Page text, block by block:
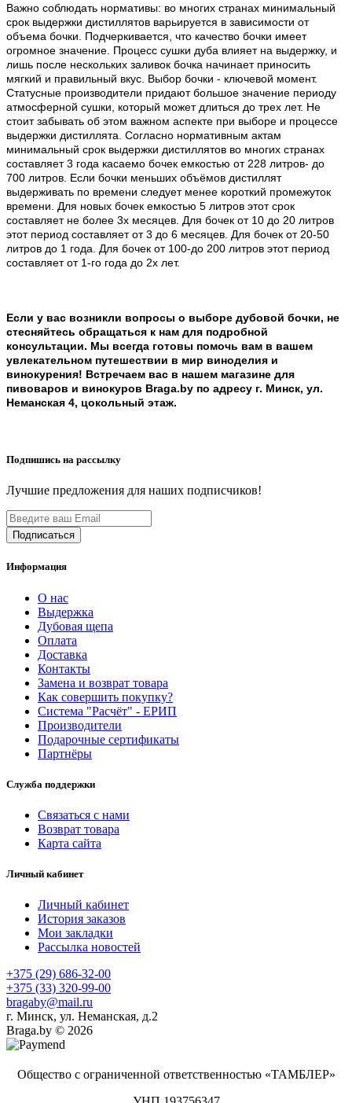
Важно соблюдать нормативы: во многих странах минимальный
срок выдержки дистиллятов варьируется в зависимости от
объема бочки. Подчеркивается, что качество бочки имеет
огромное значение. Процесс сушки дуба влияет на выдержку, и
лишь после нескольких заливок бочка начинает приносить
мягкий и правильный вкус. Выбор бочки - ключевой момент.
Статусные производители придают большое значение периоду
атмосферной сушки, который может длиться до трех лет. Не
стоит забывать об этом важном аспекте при выборе и процессе
выдержки дистиллята. Согласно нормативным актам
минимальный срок выдержки дистиллятов во многих странах
составляет 3 года касаемо бочек емкостью от 228 литров- до
700 литров. Если бочки меньших объёмов дистиллят
выдерживать по времени следует менее короткий промежуток
времени. Для новых бочек емкостью 5 литров этот срок
составляет не более 3х месяцев. Для бочек от 10 до 20 литров
этот период составляет от 3 до 6 месяцев. Для бочек от 20-50
литров до 1 года. Для бочек от 100-до 200 литров этот период
составляет от 1-го года до 2х лет.
Если у вас возникли вопросы о выборе дубовой бочки, не
стесняйтесь обращаться к нам для подробной
консультации. Мы всегда готовы помочь вам в вашем
увлекательном путешествии в мир виноделия и
винокурения! Встречаем вас в нашем магазине для
пивоваров и винокуров Braga.by по адресу г. Минск, ул.
Неманская 4, цокольный этаж.
Подпишись на рассылку
Лучшие предложения для наших подписчиков!
Информация
О нас
Выдержка
Дубовая щепа
Оплата
Доставка
Контакты
Замена и возврат товара
Как совершить покупку?
Система "Расчёт" - ЕРИП
Производители
Подарочные сертификаты
Партнёры
Служба поддержки
Связаться с нами
Возврат товара
Карта сайта
Личный кабинет
Личный кабинет
История заказов
Мои закладки
Рассылка новостей
+375 (29) 686-32-00
+375 (33) 320-99-00
bragaby@mail.ru
г. Минск, ул. Неманская, д.2
Braga.by © 2026
Общество с ограниченной ответственностью «ТАМБЛЕР»